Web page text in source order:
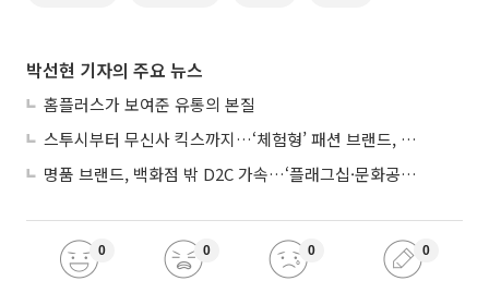
박선현 기자의 주요 뉴스
홈플러스가 보여준 유통의 본질
스투시부터 무신사 킥스까지…‘체험형’ 패션 브랜드, 잇단 제주행
명품 브랜드, 백화점 밖 D2C 가속…‘플래그십·문화공간’ 전략 눈길
0 0 0 0